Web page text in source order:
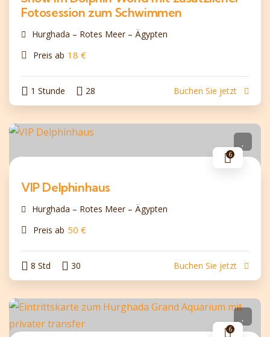
Fotosession zum Schwimmen
Hurghada – Rotes Meer – Ägypten
Preis ab 18 €
1 Stunde 28 Buchen Sie jetzt
6
VIP Delphinhaus
Hurghada – Rotes Meer – Ägypten
Preis ab 50 €
8 Std 30 Buchen Sie jetzt
6